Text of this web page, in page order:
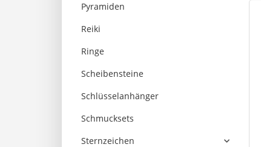
Pyramiden
Reiki
Ringe
Scheibensteine
Schlüsselanhänger
Schmucksets
Sternzeichen